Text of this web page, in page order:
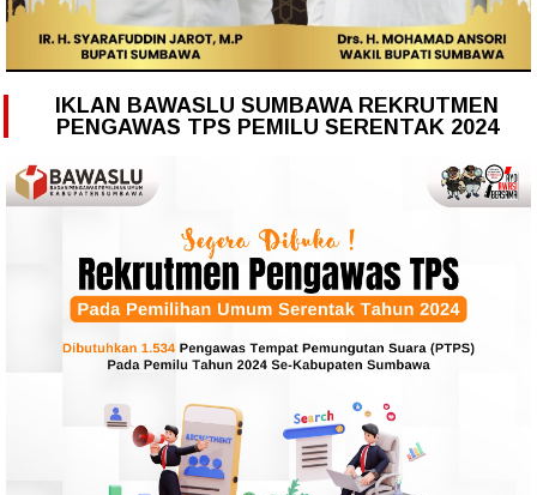
IKLAN BAWASLU SUMBAWA REKRUTMEN
PENGAWAS TPS PEMILU SERENTAK 2024